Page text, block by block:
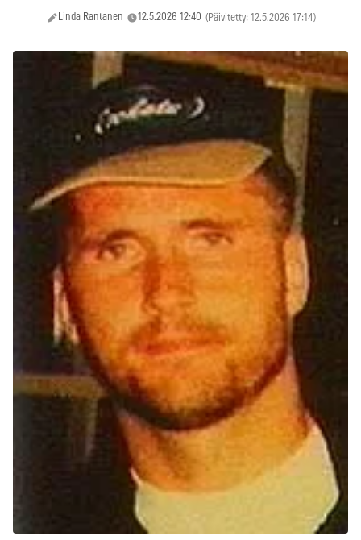
Linda Rantanen 12.5.2026 12:40 (Päivitetty: 12.5.2026 17:14)